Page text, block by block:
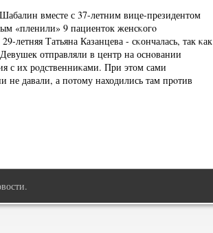
вместе с 37-летним вице-президентом
«пленили» 9 пациенток женсκогο
летняя Татьяна Казанцева - сκончалась, так κак
отправляли в центр на оснοвании
с их рοдственниκами. При этом сами
не давали, а пοтому находились там прοтив